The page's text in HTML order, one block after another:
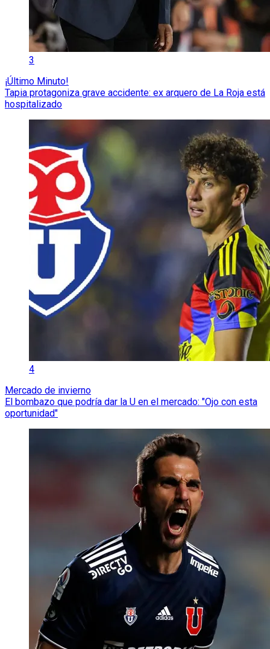
3
¡Último Minuto!
Tapia protagoniza grave accidente: ex arquero de La Roja está
hospitalizado
4
Mercado de invierno
El bombazo que podría dar la U en el mercado: "Ojo con esta
oportunidad"